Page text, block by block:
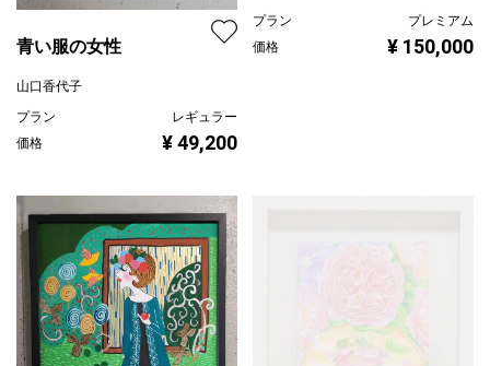
青い服の女性
山口香代子
プラン
レギュラー
価格
¥ 49,200
プラン
プレミアム
価格
¥ 150,000